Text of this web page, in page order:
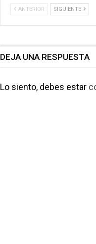
ANTERIOR SIGUIENTE
DEJA UNA RESPUESTA
Lo siento, debes estar